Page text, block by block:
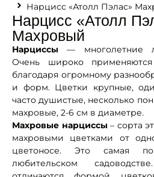
Нарцисс «Атолл Пэлас»
Нарцисс «Атолл
Махровый
Нарциссы — многолетние
Очень широко
благодаря огромному
и форм. Цветки крупные,
часто душистые, несколько
махровые, 2-6 см в диаметре.
Махровые нарциссы – сорта
махровыми цветками от
цветоносе. Это самая
любительском